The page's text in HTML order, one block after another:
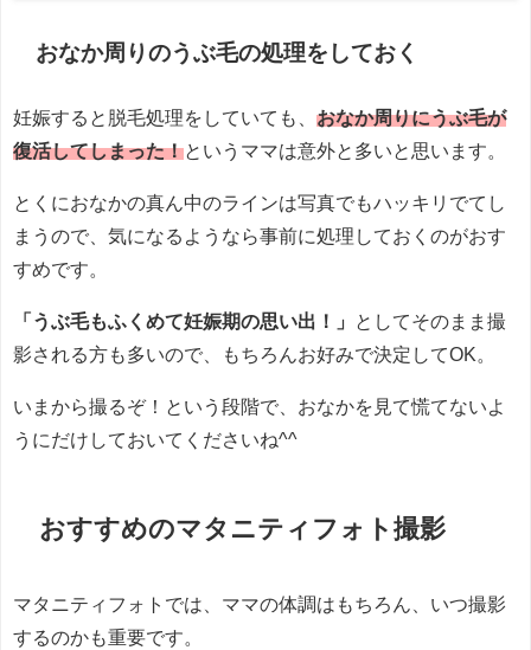
おなか周りのうぶ毛の処理をしておく
妊娠すると脱毛処理をしていても、 おなか周りにうぶ毛が
復活してしまった！というママは意外と多いと思います。
とくにおなかの真ん中のラインは写真でもハッキリでてし
まうので、気になるようなら事前に処理しておくのがおす
すめです。
「うぶ毛もふくめて妊娠期の思い出！」
としてそのまま撮
影される方も多いので、もちろんお好みで決定してOK。
いまから撮るぞ！という段階で、おなかを見て慌てないよ
うにだけしておいてくださいね^^
おすすめのマタニティフォト撮影
マタニティフォトでは、ママの体調はもちろん、いつ撮影
するのかも重要です。